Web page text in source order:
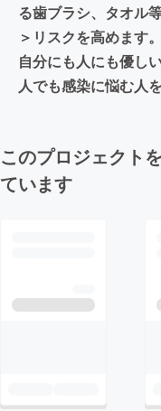
る歯ブラシ、タオル
＞リスクを高めます
自分にも人にも優し
人でも感染に悩む人
このプロジェクト
ています